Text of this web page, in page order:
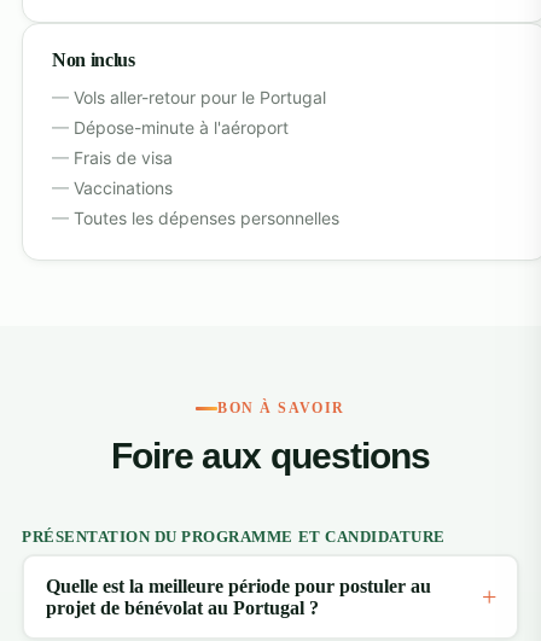
Non inclus
Vols aller-retour pour le Portugal
Dépose-minute à l'aéroport
Frais de visa
Vaccinations
Toutes les dépenses personnelles
BON À SAVOIR
Foire aux questions
PRÉSENTATION DU PROGRAMME ET CANDIDATURE
Quelle est la meilleure période pour postuler au
projet de bénévolat au Portugal ?